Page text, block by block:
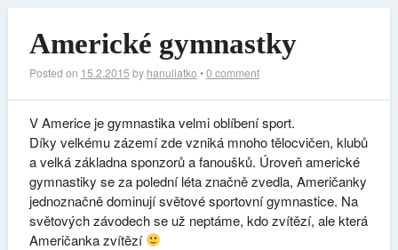
Americké gymnastky
Posted on 15.2.2015 by hanuliatko •0 comment
V Americe je gymnastika velmi oblíbení sport.
Díky velkému zázemí zde vzniká mnoho tělocvičen, klubů
a velká základna sponzorů a fanoušků. Úroveň americké
gymnastiky se za polední léta značně zvedla, Američanky
jednoznačně dominují světové sportovní gymnastice. Na
světových závodech se už neptáme, kdo zvítězí, ale která
Američanka zvítězí